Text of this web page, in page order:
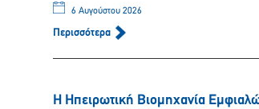
6 Αυγούστου 2026
Περισσότερα
Η Ηπειρωτική Βιομηχανία